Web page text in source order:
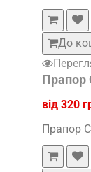
До
Прапор
від 320
Прапор